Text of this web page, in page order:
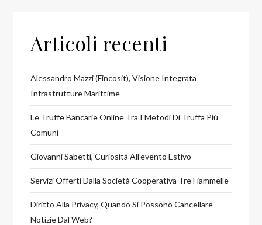
Articoli recenti
Alessandro Mazzi (Fincosit), Visione Integrata
Infrastrutture Marittime
Le Truffe Bancarie Online Tra I Metodi Di Truffa Più
Comuni
Giovanni Sabetti, Curiosità All’evento Estivo
Servizi Offerti Dalla Società Cooperativa Tre Fiammelle
Diritto Alla Privacy, Quando Si Possono Cancellare
Notizie Dal Web?